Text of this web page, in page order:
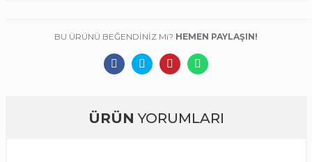
BU ÜRÜNÜ BEĞENDİNİZ Mi? HEMEN PAYLAŞIN!
ÜRÜN YORUMLARI